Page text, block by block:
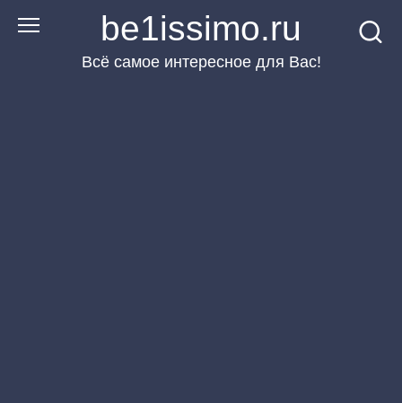
Перейти
be1issimo.ru
Всё самое интересное для Вас!